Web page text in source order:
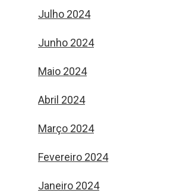
Julho 2024
Junho 2024
Maio 2024
Abril 2024
Março 2024
Fevereiro 2024
Janeiro 2024